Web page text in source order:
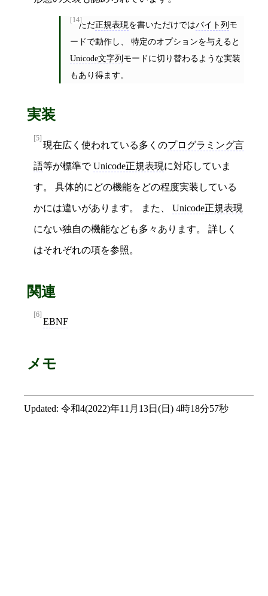
[14]ただ正規表現を書いただけではバイト列 モ
ードで動作し、 特定のオプションを与えると
Unicode文字列 モードに切り替わるような実装
もあり得ます。
実装
[5]
現在広く使われている多くのプログラミング言
語等が標準でUnicode正規表現に対応していま
す。 具体的にどの機能をどの程度実装している
かには違いがあります。 また、 Unicode正規表現
にない独自の機能なども多々あります。 詳しく
はそれぞれの項を参照。
関連
[6]
EBNF
メモ
Updated: 令和4(2022)年11月13日(日) 4時18分57秒